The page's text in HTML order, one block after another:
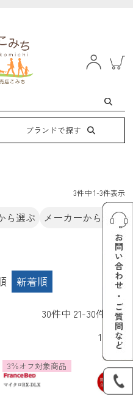
ベッド 電動ベッド
ブランドで探す
3件中 1-3件表示
ら選ぶ メーカーから選ぶ
新着順
30件中 21-30件表示
1
2
3％オフ対象商品